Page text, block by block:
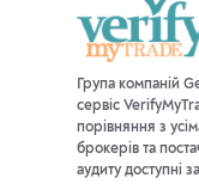
Група компаній
сервіс
порівняння з
брокерів та
аудиту доступні за